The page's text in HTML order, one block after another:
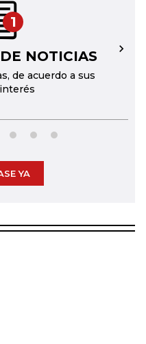
1
NOTICIAS
de acuerdo a sus
→
YA